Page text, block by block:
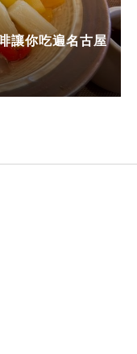
讓你吃遍名古屋